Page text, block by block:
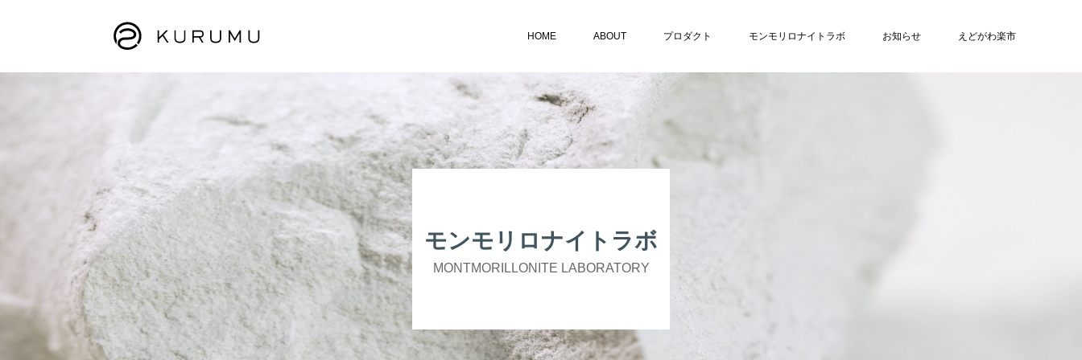
HOME ABOUT プロダクト モンモリロナイトラボ お知らせ えどがわ楽市
モンモリロナイトラボ
MONTMORILLONITE LABORATORY